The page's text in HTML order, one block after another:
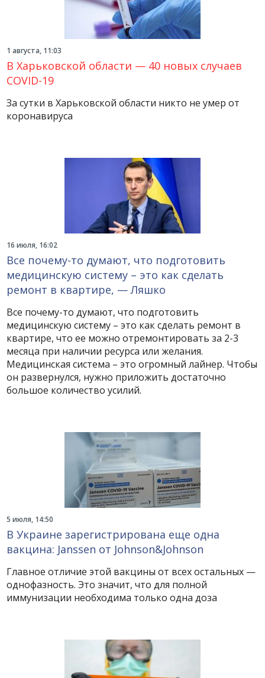
1 августа, 11:03
В Харьковской области — 40 новых случаев
COVID-19
За сутки в Харьковской области никто не умер от
коронавируса
16 июля, 16:02
Все почему-то думают, что подготовить
медицинскую систему – это как сделать
ремонт в квартире, — Ляшко
Все почему-то думают, что подготовить
медицинскую систему – это как сделать ремонт в
квартире, что ее можно отремонтировать за 2-3
месяца при наличии ресурса или желания.
Медицинская система – это огромный лайнер. Чтобы
он развернулся, нужно приложить достаточно
большое количество усилий.
5 июля, 14:50
В Украине зарегистрирована еще одна
вакцина: Janssen от Johnson&Johnson
Главное отличие этой вакцины от всех остальных —
однофазность. Это значит, что для полной
иммунизации необходима только одна доза